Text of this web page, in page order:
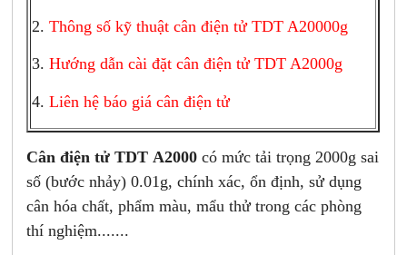
2.Thông số kỹ thuật cân điện tử TDT A20000g
3.Hướng dẫn cài đặt cân điện tử TDT A2000g
4.Liên hệ báo giá cân điện tử
Cân điện tử TDT A2000 có mức tải trọng 2000g sai
số (bước nhảy) 0.01g, chính xác, ổn định, sử dụng
cân hóa chất, phẩm màu, mẩu thử trong các phòng
thí nghiệm.......